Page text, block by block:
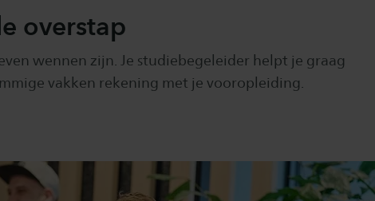
overstap
wennen zijn. Je studiebegeleider helpt je graag
vakken rekening met je vooropleiding.